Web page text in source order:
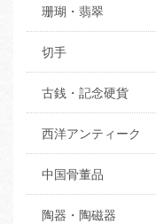
珊瑚・翡翠
切手
古銭・記念硬貨
西洋アンティーク
中国骨董品
陶器・陶磁器